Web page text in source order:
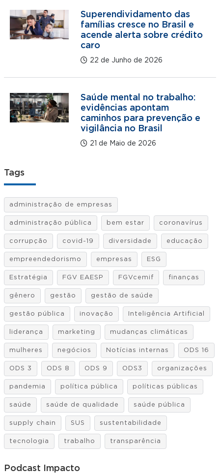
Superendividamento das
famílias cresce no Brasil e
acende alerta sobre crédito
caro
22 de Junho de 2026
Saúde mental no trabalho:
evidências apontam
caminhos para prevenção e
vigilância no Brasil
21 de Maio de 2026
Tags
administração de empresas
administração pública bem estar coronavírus
corrupção covid-19 diversidade educação
empreendedorismo empresas ESG
Estratégia FGV EAESP FGVcemif finanças
gênero gestão gestão de saúde
gestão pública inovação Inteligência Artificial
liderança marketing mudanças climáticas
mulheres negócios Notícias internas ODS 16
ODS 3 ODS 8 ODS 9 ODS3 organizações
pandemia política pública políticas públicas
saúde saúde de qualidade saúde pública
supply chain SUS sustentabilidade
tecnologia trabalho transparência
Podcast Impacto